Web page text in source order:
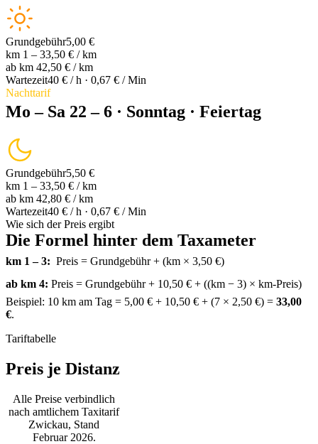
Grundgebühr5,00 €
km 1 – 33,50 € / km
ab km 42,50 € / km
Wartezeit40 € / h · 0,67 € / Min
Nachttarif
Mo – Sa 22 – 6 · Sonntag · Feiertag
Grundgebühr5,50 €
km 1 – 33,50 € / km
ab km 42,80 € / km
Wartezeit40 € / h · 0,67 € / Min
Wie sich der Preis ergibt
Die Formel hinter dem Taxameter
km 1 – 3: Preis = Grundgebühr + (km × 3,50 €)
ab km 4: Preis = Grundgebühr + 10,50 € + ((km − 3) × km-Preis)
Beispiel: 10 km am Tag = 5,00 € + 10,50 € + (7 × 2,50 €) = 33,00
€.
Tariftabelle
Preis je Distanz
Alle Preise verbindlich
nach amtlichem Taxitarif
Zwickau, Stand
Februar 2026.